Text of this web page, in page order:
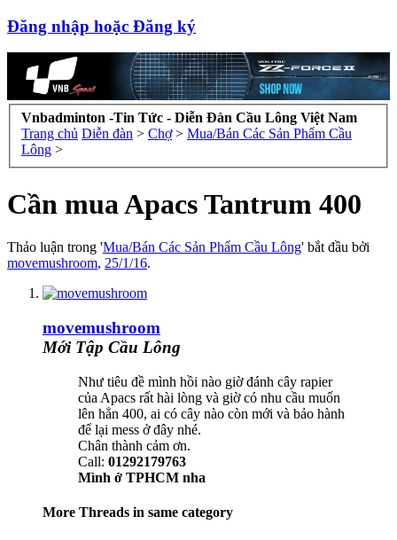
Đăng nhập hoặc Đăng ký
Vnbadminton -Tin Tức - Diễn Đàn Cầu Lông Việt Nam
Trang chủ Diễn đàn > Chợ > Mua/Bán Các Sản Phẩm Cầu
Lông >
Cần mua Apacs Tantrum 400
Thảo luận trong 'Mua/Bán Các Sản Phẩm Cầu Lông' bắt đầu bởi
movemushroom, 25/1/16.
movemushroom
Mới Tập Cầu Lông
Như tiêu đề mình hồi nào giờ đánh cây rapier
của Apacs rất hài lòng và giờ có nhu cầu muốn
lên hẳn 400, ai có cây nào còn mới và bảo hành
để lại mess ở đây nhé.
Chân thành cảm ơn.
Call: 01292179763
Mình ở TPHCM nha
More Threads in same category